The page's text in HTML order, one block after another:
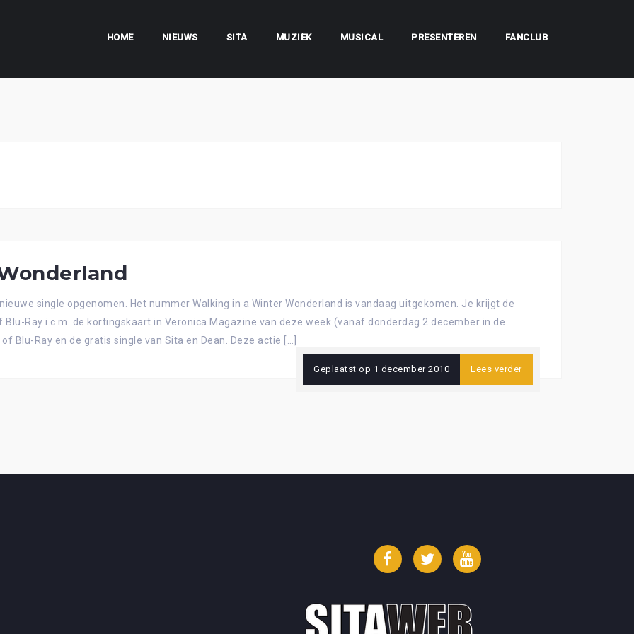
HOME NIEUWS SITA MUZIEK MUSICAL PRESENTEREN FANCLUB
single opgenomen. Het nummer Walking in a Winter Wonderland is vandaag uitgekomen. Je krijgt de
Blu-Ray i.c.m. de kortingskaart in Veronica Magazine van deze week (vanaf donderdag 2 december in de
Blu-Ray en de gratis single van Sita en Dean. Deze actie […]
Geplaatst op 1 december 2010 Lees verder
FacebookTwitter YouTube